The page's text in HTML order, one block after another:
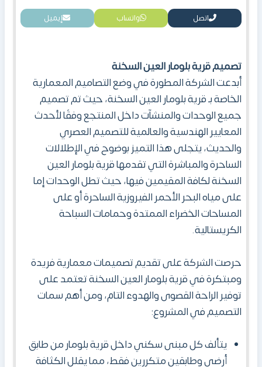
اتصل واتساب إيميل
تصميمقرية بلومار العين السخنة
أبدعت الشركة المطورة في وضع التصاميم المعمارية
الخاصة بـ قرية بلومار العين السخنة، حيث تم تصميم
جميع الوحدات والمنشآت داخل المنتجع وفقًا لأحدث
المعايير الهندسية والعالمية للتصميم العصري
والحديث، يتجلى هذا التميز بوضوح في الإطلالات
الساحرة والمباشرة التي تقدمها قرية بلومار العين
السخنة لكافة المقيمين فيها، حيث تطل الوحدات إما
على مياه البحر الأحمر الفيروزية الساحرة أو على
المساحات الخضراء الممتدة وحمامات السباحة
الكريستالية.
حرصت الشركة على تقديم تصميمات معمارية فريدة
ومبتكرة في قرية بلومار العين السخنة تعتمد على
توفير الراحة القصوى والهدوء التام، ومن أهم سمات
التصميم في المشروع:
يتألف كل مبنى سكني داخل قرية بلومار من طابق
أرضي وطابقين متكررين فقط، مما يقلل الكثافة